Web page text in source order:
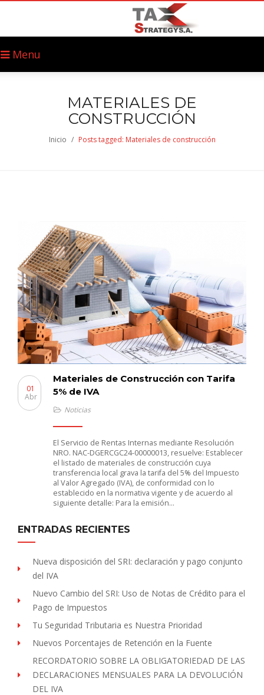
Menu
MATERIALES DE
CONSTRUCCIÓN
Inicio / Posts tagged: Materiales de construcción
Materiales de Construcción con Tarifa
5% de IVA
01
Abr
Noticias
El Servicio de Rentas Internas mediante Resolución
NRO. NAC-DGERCGC24-00000013, resuelve: Establecer
el listado de materiales de construcción cuya
transferencia local grava la tarifa del 5% del Impuesto
al Valor Agregado (IVA), de conformidad con lo
establecido en la normativa vigente y de acuerdo al
siguiente detalle: Para la emisión…
ENTRADAS RECIENTES
Nueva disposición del SRI: declaración y pago conjunto
del IVA
Nuevo Cambio del SRI: Uso de Notas de Crédito para el
Pago de Impuestos
Tu Seguridad Tributaria es Nuestra Prioridad
Nuevos Porcentajes de Retención en la Fuente
RECORDATORIO SOBRE LA OBLIGATORIEDAD DE LAS
DECLARACIONES MENSUALES PARA LA DEVOLUCIÓN
DEL IVA